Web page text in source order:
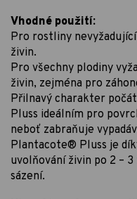
Vhodné použití:
Pro rostliny
živin.
Pro všechny plodiny
živin, zejména pro
Přilnavý charakter
Pluss ideálním pro
neboť zabraňuje
Plantacote® Pluss je
uvolňování živin po 2 –
sázení.